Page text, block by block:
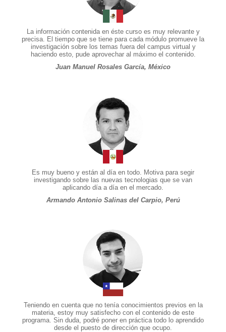
La información contenida en éste curso es muy relevante y
precisa. El tiempo que se tiene para cada módulo promueve la
investigación sobre los temas fuera del campus virtual y
haciendo esto, pude aprovechar al máximo el contenido.
Juan Manuel Rosales García, México
Es muy bueno y están al día en todo. Motiva para segir
investigando sobre las nuevas tecnologias que se van
aplicando día a día en el mercado.
Armando Antonio Salinas del Carpio, Perú
Teniendo en cuenta que no tenía conocimientos previos en la
materia, estoy muy satisfecho con el contenido de este
programa. Sin duda, podré poner en práctica todo lo aprendido
desde el puesto de dirección que ocupo.